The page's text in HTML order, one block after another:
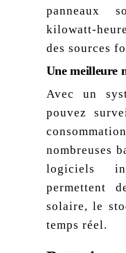
panneaux
kilowatt-
des sources
Une meilleure
Avec un
pouvez
nombreuses
logiciels
permettent
solaire, le
temps réel.